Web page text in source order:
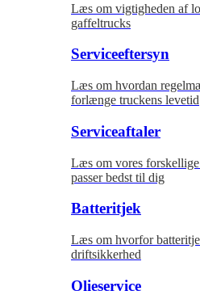
Læs om vigtigheden af
gaffeltrucks
Serviceeftersyn
Læs om hvordan
forlænge truckens levetid
Serviceaftaler
Læs om vores
passer bedst til dig
Batteritjek
Læs om hvorfor
driftsikkerhed
Olieservice